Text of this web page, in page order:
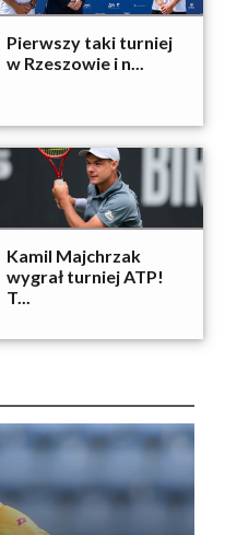
Pierwszy taki turniej
w Rzeszowie i n...
Kamil Majchrzak
wygrał turniej ATP!
T...